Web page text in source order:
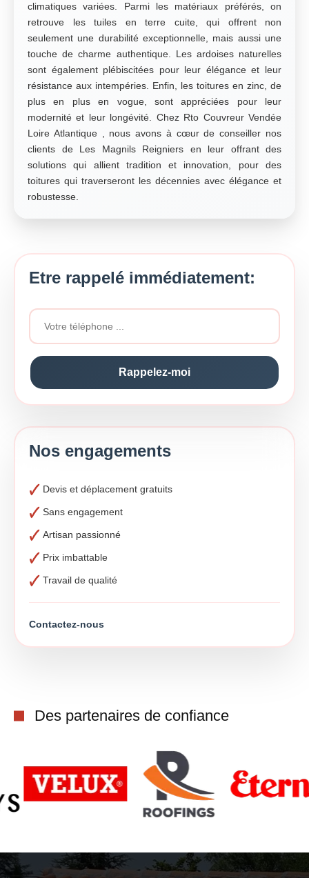
climatiques variées. Parmi les matériaux préférés, on
retrouve les tuiles en terre cuite, qui offrent non
seulement une durabilité exceptionnelle, mais aussi une
touche de charme authentique. Les ardoises naturelles
sont également plébiscitées pour leur élégance et leur
résistance aux intempéries. Enfin, les toitures en zinc, de
plus en plus en vogue, sont appréciées pour leur
modernité et leur longévité. Chez Rto Couvreur Vendée
Loire Atlantique , nous avons à cœur de conseiller nos
clients de Les Magnils Reigniers en leur offrant des
solutions qui allient tradition et innovation, pour des
toitures qui traverseront les décennies avec élégance et
robustesse.
Etre rappelé immédiatement:
Nos engagements
Devis et déplacement gratuits
Sans engagement
Artisan passionné
Prix imbattable
Travail de qualité
Contactez-nous
Des partenaires de confiance